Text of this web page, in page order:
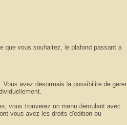
que vous souhaitez, le plafond passant a
avez desormais la possibilite de gerer
vous trouverez un menu deroulant avec
vous avez les droits d'edition ou